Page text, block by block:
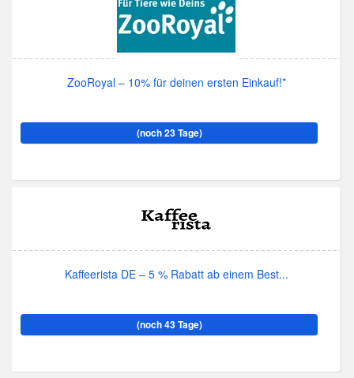
ZooRoyal – 10% für deinen ersten Einkauf!*
(noch 23 Tage)
Kaffeerista DE – 5 % Rabatt ab einem Best...
(noch 43 Tage)